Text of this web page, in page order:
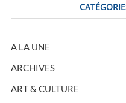
A LA UNE
ARCHIVES
ART & CULTURE